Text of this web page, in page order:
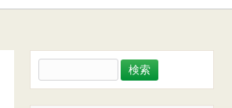
索: